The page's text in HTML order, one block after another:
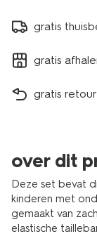
gratis
gratis
gratis
over dit
Deze set bevat
kinderen met
gemaakt van
elastische